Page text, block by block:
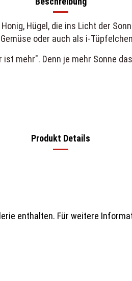
Hügel, die ins Licht der
oder auch als i-
mehr". Denn je mehr Sonne
Produkt Details
enthalten. Für weitere